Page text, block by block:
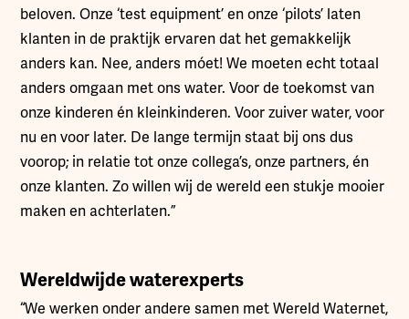
beloven. Onze ‘test equipment’ en onze ‘pilots’ laten
klanten in de praktijk ervaren dat het gemakkelijk
anders kan. Nee, anders móet! We moeten echt totaal
anders omgaan met ons water. Voor de toekomst van
onze kinderen én kleinkinderen. Voor zuiver water, voor
nu en voor later. De lange termijn staat bij ons dus
voorop; in relatie tot onze collega’s, onze partners, én
onze klanten. Zo willen wij de wereld een stukje mooier
maken en achterlaten.”
Wereldwijde waterexperts
“We werken onder andere samen met Wereld Waternet,